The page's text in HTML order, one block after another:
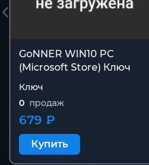
GoNNER WIN10 PC
(Microsoft Store) Ключ
Ключ
0 продаж
679 ₽
Купить